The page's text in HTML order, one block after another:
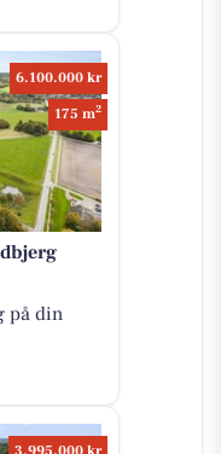
6.100.000 kr
175 m2
på din